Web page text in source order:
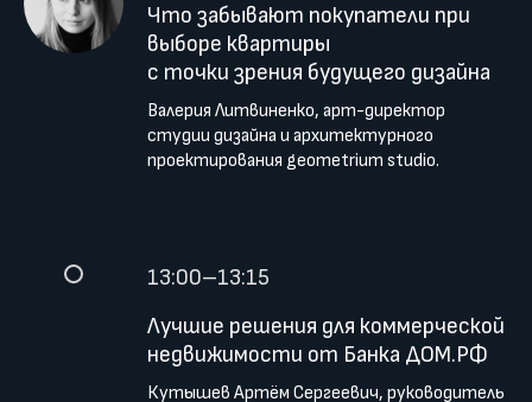
Что забывают покупатели при
выборе квартиры
с точки зрения будущего дизайна
Валерия Литвиненко, арт-директор
студии дизайна и архитектурного
проектирования geometrium studio.
13:00–13:15
Лучшие решения для коммерческой
недвижимости от Банка ДОМ.РФ
Кутышев Артём Сергеевич, руководитель